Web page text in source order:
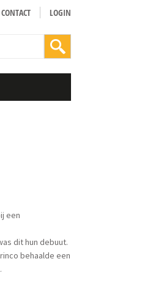
CONTACT LOGIN
een
dit hun debuut.
behaalde een